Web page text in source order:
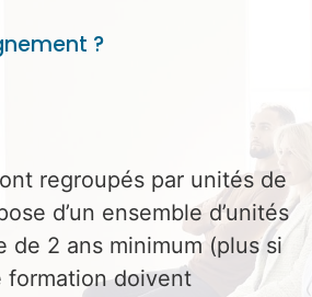
?
regroupés par unités de
d’un ensemble d’unités
2 ans minimum (plus si
formation doivent